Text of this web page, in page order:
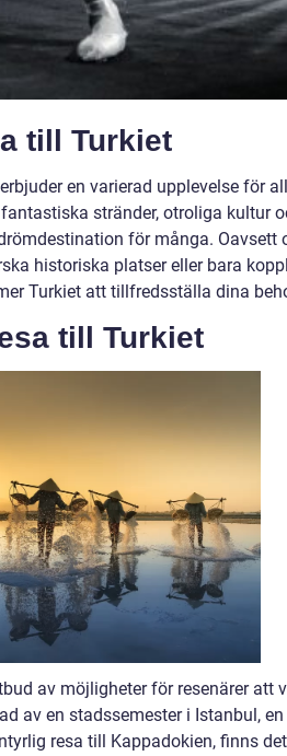
till Turkiet
en varierad upplevelse för
stränder, otroliga kultur
för många. Oavsett
historiska platser eller bara
Turkiet att tillfredsställa dina
till Turkiet
av möjligheter för resenärer att
av en stadssemester i Istanbul, en
resa till Kappadokien, finns